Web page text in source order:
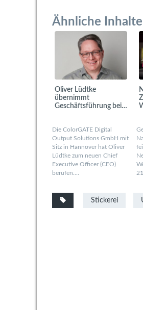
Ähnliche
Oliver Lüdtke
übernimmt
Geschäftsführung bei
Die ColorGATE Digital
Output Solutions GmbH mit
Sitz in Hannover hat Oliver
Lüdtke zum neuen Chief
Executive Officer (CEO)
berufen.…
Stickerei